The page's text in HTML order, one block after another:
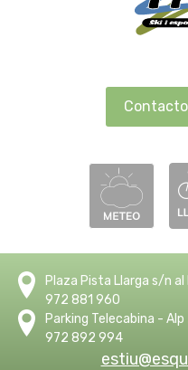
Contacto
Plaza Pista Llarga s/n al
972 881 960
Parking Telecabina - Alp
972 892 994